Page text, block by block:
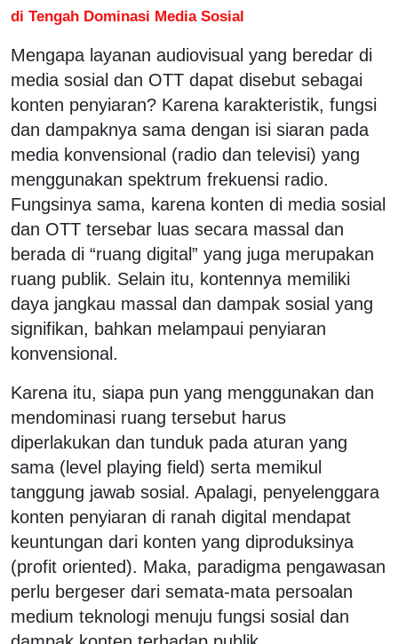
di Tengah Dominasi Media Sosial
Mengapa layanan audiovisual yang beredar di
media sosial dan OTT dapat disebut sebagai
konten penyiaran? Karena karakteristik, fungsi
dan dampaknya sama dengan isi siaran pada
media konvensional (radio dan televisi) yang
menggunakan spektrum frekuensi radio.
Fungsinya sama, karena konten di media sosial
dan OTT tersebar luas secara massal dan
berada di “ruang digital” yang juga merupakan
ruang publik. Selain itu, kontennya memiliki
daya jangkau massal dan dampak sosial yang
signifikan, bahkan melampaui penyiaran
konvensional.
Karena itu, siapa pun yang menggunakan dan
mendominasi ruang tersebut harus
diperlakukan dan tunduk pada aturan yang
sama (level playing field) serta memikul
tanggung jawab sosial. Apalagi, penyelenggara
konten penyiaran di ranah digital mendapat
keuntungan dari konten yang diproduksinya
(profit oriented). Maka, paradigma pengawasan
perlu bergeser dari semata-mata persoalan
medium teknologi menuju fungsi sosial dan